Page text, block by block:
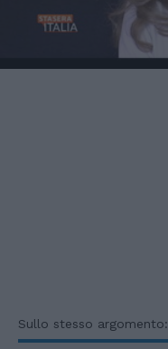
Sullo stesso argomento: